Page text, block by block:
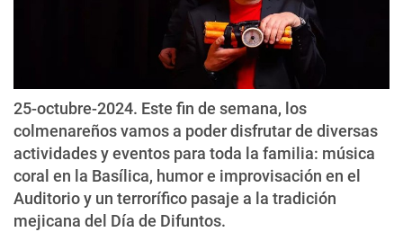
25-octubre-2024. Este fin de semana, los
colmenareños vamos a poder disfrutar de diversas
actividades y eventos para toda la familia: música
coral en la Basílica, humor e improvisación en el
Auditorio y un terrorífico pasaje a la tradición
mejicana del Día de Difuntos.